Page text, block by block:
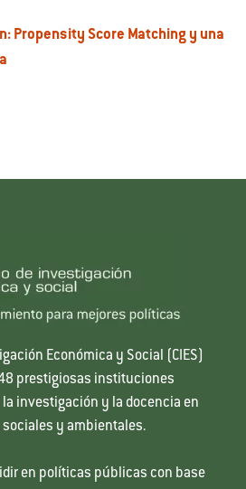
Propensity Score Matching y una
Económica y Social (CIES)
prestigiosas instituciones
la investigación y la docencia en
y ambientales.
en políticas públicas con base